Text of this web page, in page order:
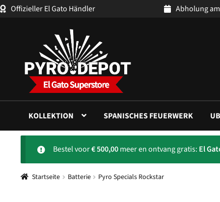
Offizieller El Gato Händler
Abholung
Navigation
springen
springen
KOLLEKTION SPANISCHES FEUERWERK
Bestel voor€500,00meer en ontvang gratis: El
Startseite Batterie Pyro Specials Rockstar